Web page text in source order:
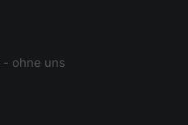
- ohne uns